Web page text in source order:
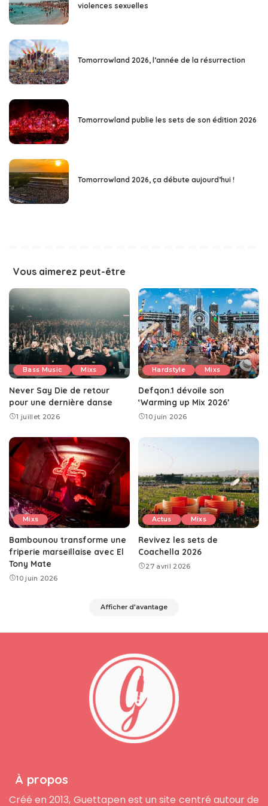
violences sexuelles
Tomorrowland 2026, l’année de la résurrection
Tomorrowland publie les sets de son édition 2026
Tomorrowland 2026, ça débute aujourd’hui !
Vous aimerez peut-être
Bass Music Mixs
Never Say Die de retour
pour une dernière danse
1 juillet 2026
Hardstyle Mixs
Defqon.1 dévoile son
‘Warming up Mix 2026’
10 juin 2026
Mixs
Bambounou transforme une
friperie marseillaise avec El
Tony Mate
10 juin 2026
Actus Mixs
Revivez les sets de
Coachella 2026
27 avril 2026
Afficher d'avantage
À propos
Créé en 2013, Guettapen est un site centré autour de